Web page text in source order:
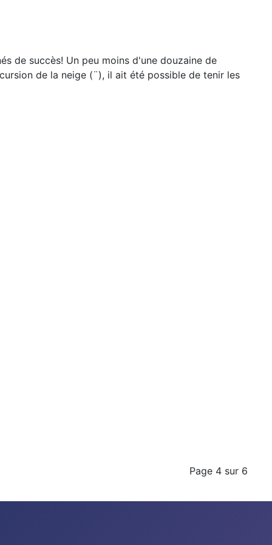
de succès! Un peu moins d'une douzaine de
de la neige (¨), il ait été possible de tenir les
Page 4 sur 6